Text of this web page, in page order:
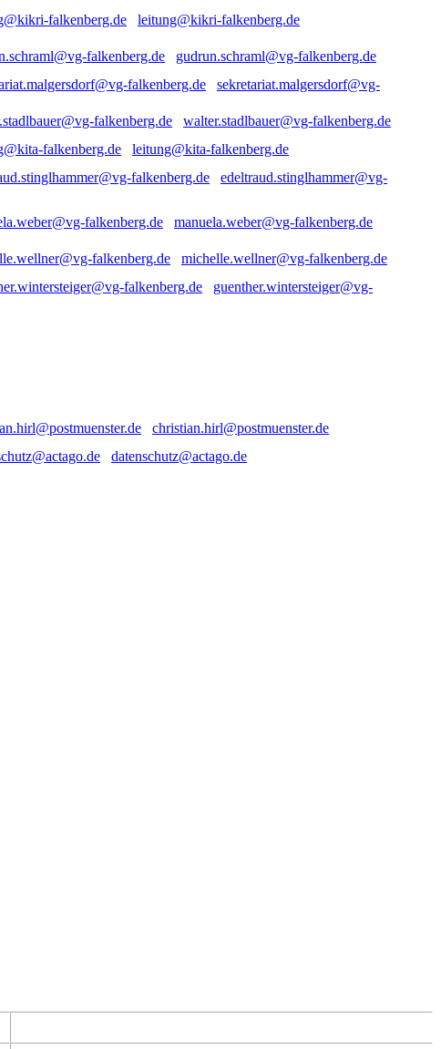
leitung@kikri-falkenberg.de
gudrun.schraml@vg-falkenberg.de
sekretariat.malgersdorf@vg-
walter.stadlbauer@vg-falkenberg.de
leitung@kita-falkenberg.de
edeltraud.stinglhammer@vg-
manuela.weber@vg-falkenberg.de
michelle.wellner@vg-falkenberg.de
guenther.wintersteiger@vg-
christian.hirl@postmuenster.de
datenschutz@actago.de